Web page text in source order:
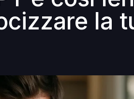
la